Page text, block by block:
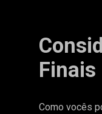
Finais
Como vocês